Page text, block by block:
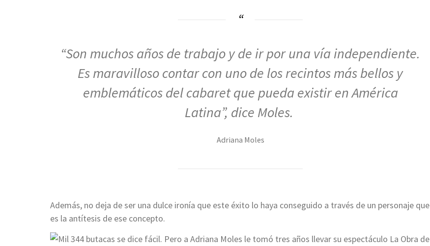
“Son muchos años de trabajo y de ir por una vía independiente.
Es maravilloso contar con uno de los recintos más bellos y
emblemáticos del cabaret que pueda existir en América
Latina”, dice Moles.
Adriana Moles
Además, no deja de ser una dulce ironía que este éxito lo haya conseguido a través de un personaje que
es la antítesis de ese concepto.